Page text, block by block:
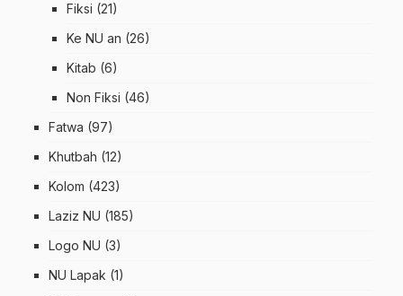
Fiksi (21)
Ke NU an (26)
Kitab (6)
Non Fiksi (46)
Fatwa (97)
Khutbah (12)
Kolom (423)
Laziz NU (185)
Logo NU (3)
NU Lapak (1)